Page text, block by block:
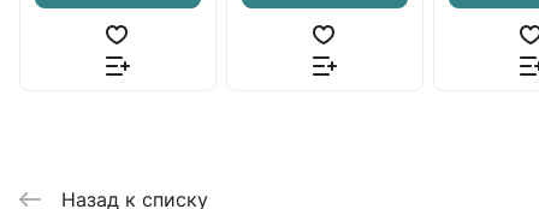
Назад к списку